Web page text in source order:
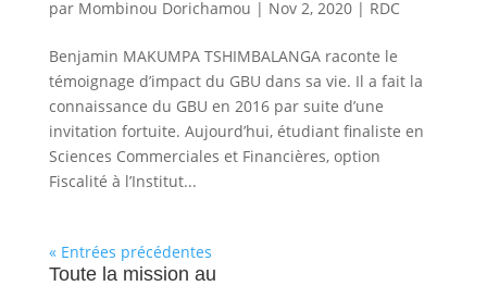
par Mombinou Dorichamou | Nov 2, 2020| RDC
Benjamin MAKUMPA TSHIMBALANGA raconte le
témoignage d’impact du GBU dans sa vie. Il a fait la
connaissance du GBU en 2016 par suite d’une
invitation fortuite. Aujourd’hui, étudiant finaliste en
Sciences Commerciales et Financières, option
Fiscalité à l’Institut...
« Entrées précédentes
Toute la mission au